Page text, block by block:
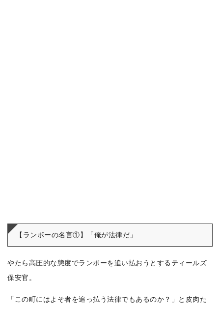
【ランボーの名言①】「俺が法律だ」
やたら高圧的な態度でランボーを追い払おうとするティールズ
保安官。
「この町にはよそ者を追っ払う法律でもあるのか？」と皮肉た